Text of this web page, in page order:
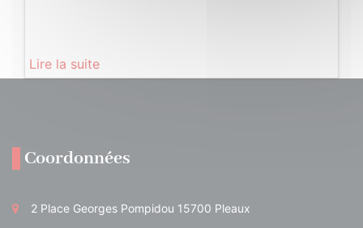
Lire la suite
Coordonnées
2 Place Georges Pompidou 15700 Pleaux